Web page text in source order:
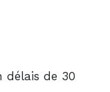
délais de 30